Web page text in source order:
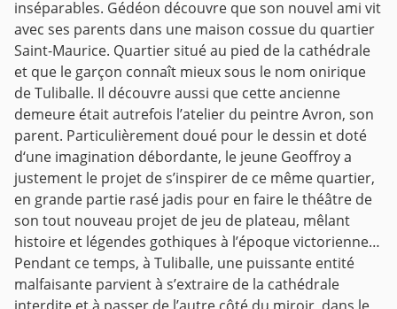
inséparables. Gédéon découvre que son nouvel ami vit
avec ses parents dans une maison cossue du quartier
Saint-Maurice. Quartier situé au pied de la cathédrale
et que le garçon connaît mieux sous le nom onirique
de Tuliballe. Il découvre aussi que cette ancienne
demeure était autrefois l’atelier du peintre Avron, son
parent. Particulièrement doué pour le dessin et doté
d‘une imagination débordante, le jeune Geoffroy a
justement le projet de s’inspirer de ce même quartier,
en grande partie rasé jadis pour en faire le théâtre de
son tout nouveau projet de jeu de plateau, mêlant
histoire et légendes gothiques à l’époque victorienne…
Pendant ce temps, à Tuliballe, une puissante entité
malfaisante parvient à s’extraire de la cathédrale